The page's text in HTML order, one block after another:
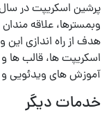
وبمسترها، علاقه
هدف از راه اندازی این
اسکریپت ها، قالب ها
آموزش های ویدئویی و
خدمات دیگر